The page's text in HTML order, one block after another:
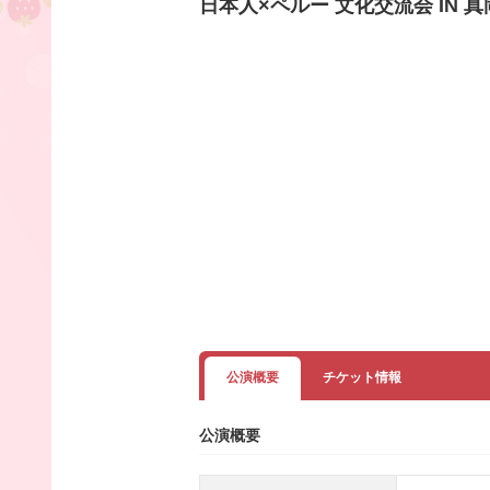
日本人×ペルー 文化交流会 IN 真
公演概要 チケット情報
公演概要